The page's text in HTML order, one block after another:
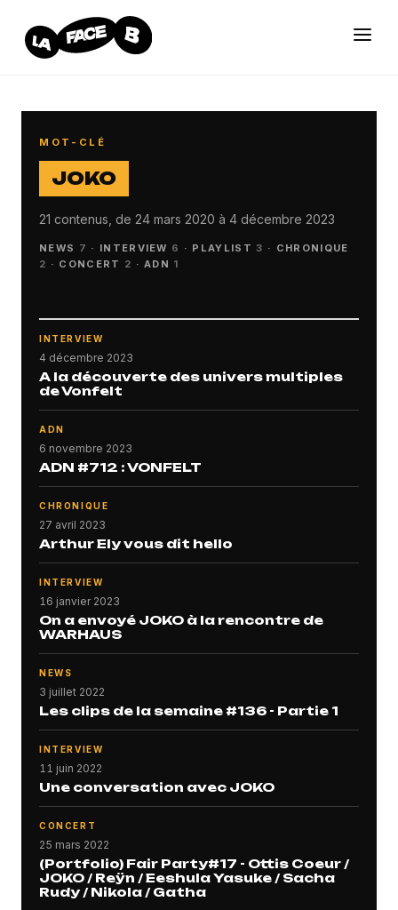
MOT-CLÉ
JOKO
21 contenus, de 24 mars 2020 à 4 décembre 2023
NEWS 7 · INTERVIEW 6 · PLAYLIST 3 · CHRONIQUE
2 · CONCERT 2 ·ADN 1
4 décembre 2023
INTERVIEW
A la découverte des univers multiples
de Vonfelt
6 novembre 2023
ADN
ADN #712 : VONFELT
27 avril 2023
CHRONIQUE
Arthur Ely vous dit hello
16 janvier 2023
INTERVIEW
On a envoyé JOKO à la rencontre de
WARHAUS
3 juillet 2022
NEWS
Les clips de la semaine #136 - Partie 1
11 juin 2022
INTERVIEW
Une conversation avec JOKO
25 mars 2022
CONCERT
(Portfolio) Fair Party#17 - Ottis Coeur /
JOKO / Reÿn / Eeshula Yasuke / Sacha
Rudy / Nikola / Gatha